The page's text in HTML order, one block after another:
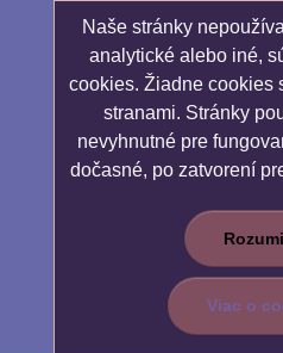
Naše stránky
analytické alebo iné,
cookies. Žiadne cookies
stranami. Stránky
nevyhnutné pre
dočasné, po zatvorení
Viac o